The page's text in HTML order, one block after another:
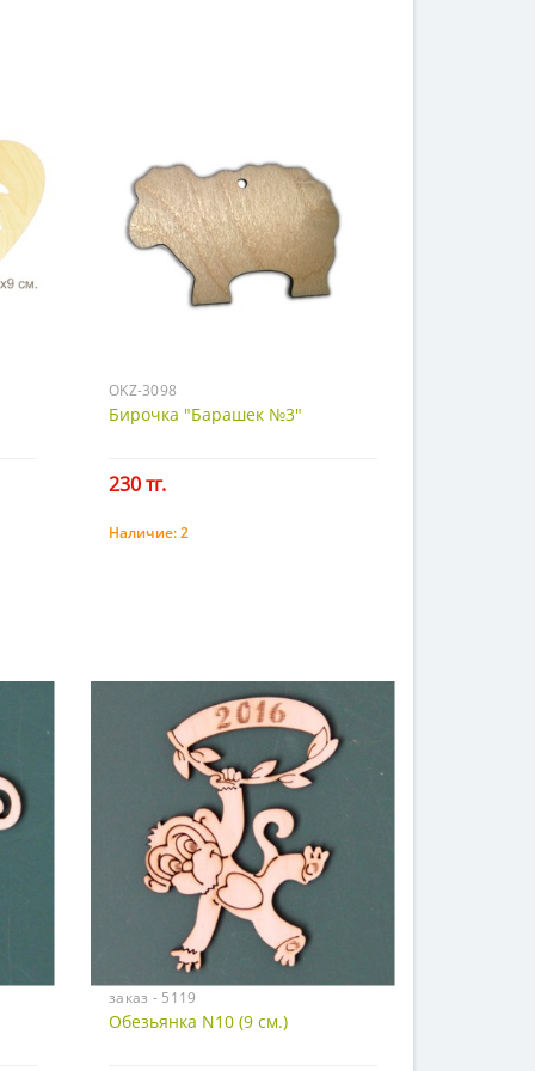
OKZ-3098
Бирочка "Барашек №3"
230 тг.
Купить
Наличие:2
заказ - 5119
Обезьянка N10 (9 см.)